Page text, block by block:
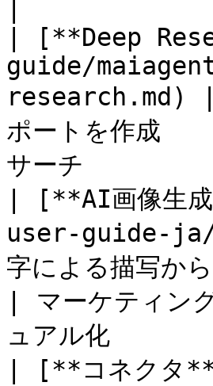
| [**Deep
guide/
research.md) |
ポートを作成
サーチ
| [**AI画像生
user-guide-
字による描写か
| マーケティン
ュアル化
| [**コネクタ